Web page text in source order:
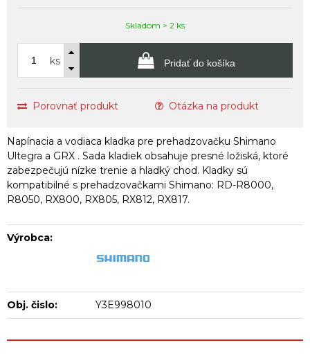
Skladom > 2 ks
ks Pridať do košíka
Porovnať produkt Otázka na produkt
Napínacia a vodiaca kladka pre prehadzovačku Shimano
Ultegra a GRX . Sada kladiek obsahuje presné ložiská, ktoré
zabezpečujú nízke trenie a hladký chod. Kladky sú
kompatibilné s prehadzovačkami Shimano: RD-R8000,
R8050, RX800, RX805, RX812, RX817.
Výrobca:
Obj. čislo: Y3E998010